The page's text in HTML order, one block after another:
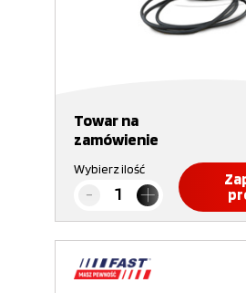
Towar na
zamówienie
Wybierz ilość